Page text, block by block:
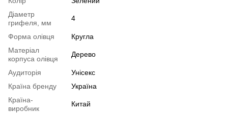
Діаметр
грифеля, мм
4
Форма олівця
Кругла
Матеріал
корпуса олівця
Дерево
Аудиторія
Унісекс
Країна бренду
Україна
Країна-
виробник
Китай